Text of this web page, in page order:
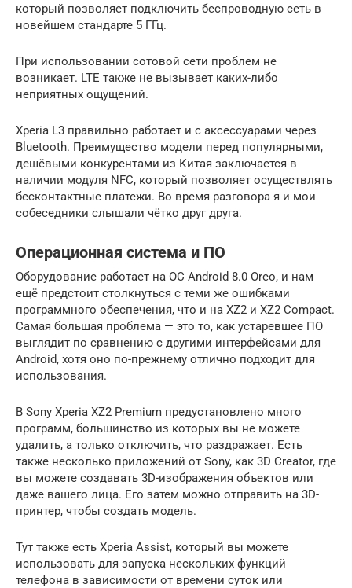
который позволяет подключить беспроводную сеть в
новейшем стандарте 5 ГГц.
При использовании сотовой сети проблем не
возникает. LTE также не вызывает каких-либо
неприятных ощущений.
Xperia L3 правильно работает и с аксессуарами через
Bluetooth. Преимущество модели перед популярными,
дешёвыми конкурентами из Китая заключается в
наличии модуля NFC, который позволяет осуществлять
бесконтактные платежи. Во время разговора я и мои
собеседники слышали чётко друг друга.
Операционная система и ПО
Оборудование работает на ОС Android 8.0 Oreo, и нам
ещё предстоит столкнуться с теми же ошибками
программного обеспечения, что и на XZ2 и XZ2 Compact.
Самая большая проблема — это то, как устаревшее ПО
выглядит по сравнению с другими интерфейсами для
Android, хотя оно по-прежнему отлично подходит для
использования.
В Sony Xperia XZ2 Premium предустановлено много
программ, большинство из которых вы не можете
удалить, а только отключить, что раздражает. Есть
также несколько приложений от Sony, как 3D Creator, где
вы можете создавать 3D-изображения объектов или
даже вашего лица. Его затем можно отправить на 3D-
принтер, чтобы создать модель.
Тут также есть Xperia Assist, который вы можете
использовать для запуска нескольких функций
телефона в зависимости от времени суток или